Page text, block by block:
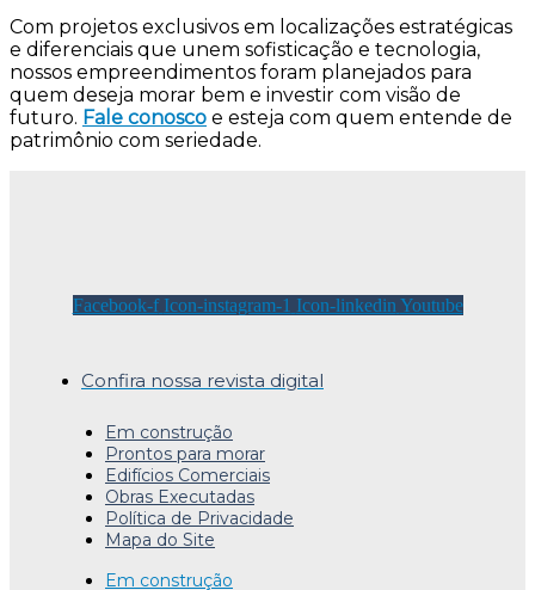
Com projetos exclusivos em localizações estratégicas
e diferenciais que unem sofisticação e tecnologia,
nossos empreendimentos foram planejados para
quem deseja morar bem e investir com visão de
futuro. Fale conosco e esteja com quem entende de
patrimônio com seriedade.
Facebook-f Icon-instagram-1 Icon-linkedin Youtube
Confira nossa revista digital
Em construção
Prontos para morar
Edifícios Comerciais
Obras Executadas
Política de Privacidade
Mapa do Site
Em construção